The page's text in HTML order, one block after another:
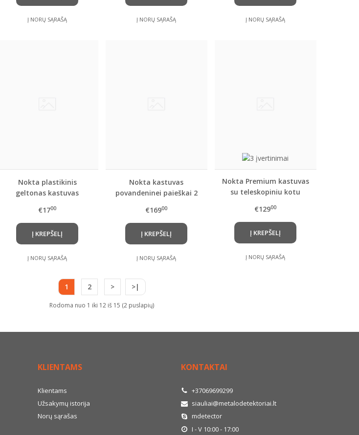
Į NORŲ SĄRAŠĄ Į NORŲ SĄRAŠĄ Į NORŲ SĄRAŠĄ
Nokta plastikinis
geltonas kastuvas
vandenyje
€1700
Į KREPŠELĮ
Į NORŲ SĄRAŠĄ
Nokta kastuvas
povandeninei paieškai 2
€16900
Į KREPŠELĮ
Į NORŲ SĄRAŠĄ
Nokta Premium kastuvas
su teleskopiniu kotu
€12900
Į KREPŠELĮ
Į NORŲ SĄRAŠĄ
1 2 > >|
Rodoma nuo 1 iki 12 iš 15 (2 puslapių)
KLIENTAMS
Klientams
Užsakymų istorija
Norų sąrašas
KONTAKTAI
+37069699299
siauliai@metalodetektoriai.lt
mdetector
I - V 10:00 - 17:00